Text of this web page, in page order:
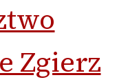
Zgierz